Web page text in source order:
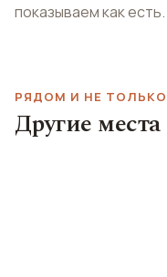
показываем как есть.
РЯДОМ И НЕ ТОЛЬКО
Другие места
Камера-обскура и
мир иллюзий
Camera Obscura and World of